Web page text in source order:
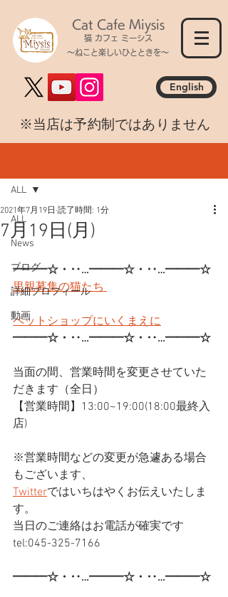
Cat Cafe Miysis
猫 カフェ ミーシス
～ねこと楽しいひとときを～
English
​※当店は予約制ではありません
ALL
News
ブログ
詳細プロフィール
動画
ALL
7月19日(月)
2021年7月19日 読了時間: 1分
━━━☆・‥…━━━☆・‥…━━━☆
里親募集の猫たち
ペットショップにいくまえに
━━━☆・‥…━━━☆・‥…━━━☆
当面の間、営業時間を変更させていた
だきます（全日）
【営業時間】13:00~19:00(18:00最終入
店)
※営業時間などの変更が急遽ある場合
もございます、
Twitterではいちはやくお伝えいたしま
す。
当日のご連絡はお電話が確実です
tel:045-325-7166
━━━☆・‥…━━━☆・‥…━━━☆